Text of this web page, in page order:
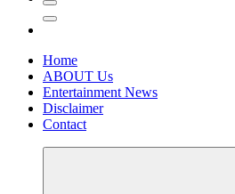
Home
ABOUT Us
Entertainment News
Disclaimer
Contact